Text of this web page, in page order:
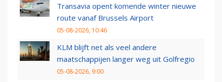
Transavia opent komende winter nieuwe
route vanaf Brussels Airport
05-08-2026, 10:46
KLM blijft net als veel andere
maatschappijen langer weg uit Golfregio
05-08-2026, 9:00